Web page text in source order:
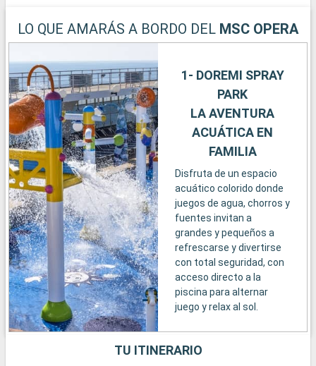
LO QUE AMARÁS A BORDO DEL MSC OPERA
1- DOREMI SPRAY
PARK
LA AVENTURA
ACUÁTICA EN
FAMILIA
Disfruta de un espacio
acuático colorido donde
juegos de agua, chorros y
fuentes invitan a
grandes y pequeños a
refrescarse y divertirse
con total seguridad, con
acceso directo a la
piscina para alternar
juego y relax al sol.
TU ITINERARIO